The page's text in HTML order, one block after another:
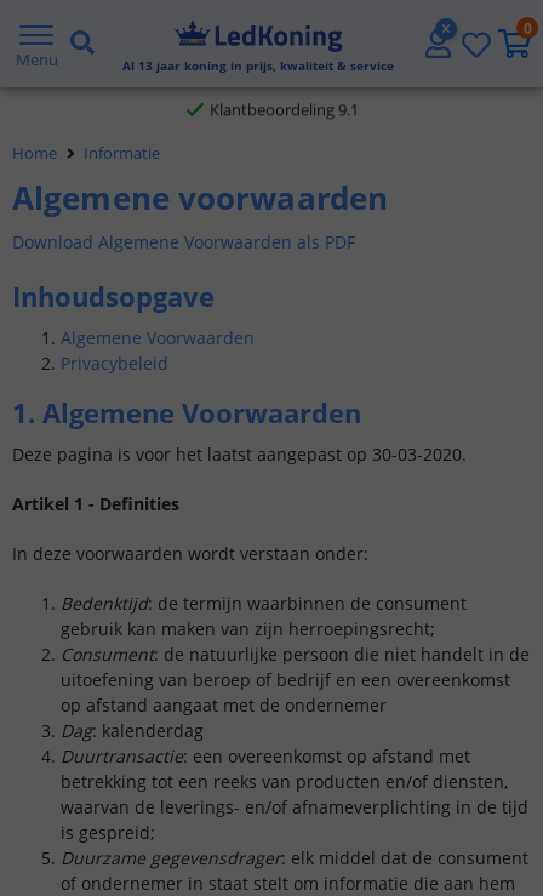
Menu Al 13 jaar koning in prijs, kwaliteit & service
0
Gratis verzending vanaf € 20,- NL en BE
Klantbeoordeling 9.1
Voor 23:45 uur besteld,
Home Informatie
Algemene voorwaarden
Download Algemene Voorwaarden als PDF
Inhoudsopgave
Algemene Voorwaarden
Privacybeleid
1. Algemene Voorwaarden
Deze pagina is voor het laatst aangepast op 30-03-2020.
Artikel 1 - Definities
In deze voorwaarden wordt verstaan onder:
Bedenktijd: de termijn waarbinnen de consument
gebruik kan maken van zijn herroepingsrecht;
Consument: de natuurlijke persoon die niet handelt in de
uitoefening van beroep of bedrijf en een overeenkomst
op afstand aangaat met de ondernemer
Dag: kalenderdag
Duurtransactie: een overeenkomst op afstand met
betrekking tot een reeks van producten en/of diensten,
waarvan de leverings- en/of afnameverplichting in de tijd
is gespreid;
Duurzame gegevensdrager: elk middel dat de consument
of ondernemer in staat stelt om informatie die aan hem